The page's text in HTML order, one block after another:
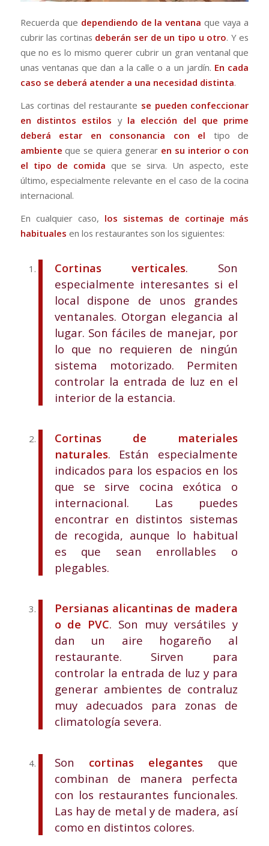
Recuerda que dependiendo de la ventana que vaya a
cubrir las cortinas deberán ser de un tipo u otro. Y es
que no es lo mismo querer cubrir un gran ventanal que
unas ventanas que dan a la calle o a un jardín. En cada
caso se deberá atender a una necesidad distinta.
Las cortinas del restaurante se pueden confeccionar
en distintos estilos y la elección del que prime
deberá estar en consonancia con el tipo de
ambiente que se quiera generar en su interior o con
el tipo de comida que se sirva. Un aspecto, este
último, especialmente relevante en el caso de la cocina
internacional.
En cualquier caso, los sistemas de cortinaje más
habituales en los restaurantes son los siguientes:
Cortinas verticales. Son
especialmente interesantes si el
local dispone de unos grandes
ventanales. Otorgan elegancia al
lugar. Son fáciles de manejar, por
lo que no requieren de ningún
sistema motorizado. Permiten
controlar la entrada de luz en el
interior de la estancia.
Cortinas de materiales
naturales. Están especialmente
indicados para los espacios en los
que se sirve cocina exótica o
internacional. Las puedes
encontrar en distintos sistemas
de recogida, aunque lo habitual
es que sean enrollables o
plegables.
Persianas alicantinas de madera
o de PVC. Son muy versátiles y
dan un aire hogareño al
restaurante. Sirven para
controlar la entrada de luz y para
generar ambientes de contraluz
muy adecuados para zonas de
climatología severa.
Son cortinas elegantes que
combinan de manera perfecta
con los restaurantes funcionales.
Las hay de metal y de madera, así
como en distintos colores.